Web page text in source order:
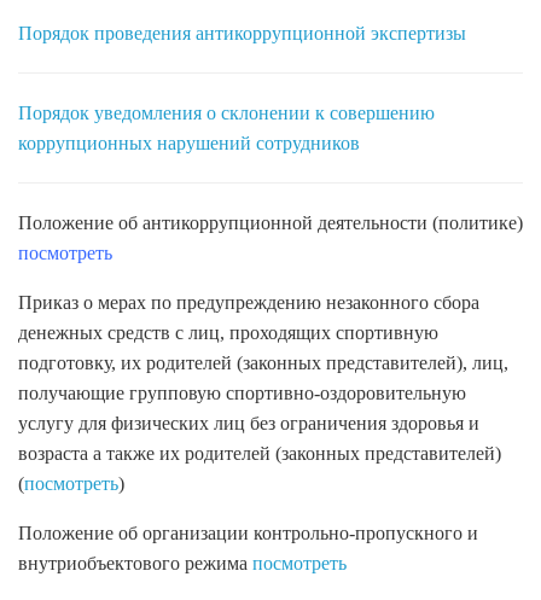
Порядок проведения антикоррупционной экспертизы
Порядок уведомления о склонении к совершению
коррупционных нарушений сотрудников
Положение об антикоррупционной деятельности (политике)
посмотреть
Приказ о мерах по предупреждению незаконного сбора
денежных средств с лиц, проходящих спортивную
подготовку, их родителей (законных представителей), лиц,
получающие групповую спортивно-оздоровительную
услугу для физических лиц без ограничения здоровья и
возраста а также их родителей (законных представителей)
(посмотреть)
Положение об организации контрольно-пропускного и
внутриобъектового режима посмотреть